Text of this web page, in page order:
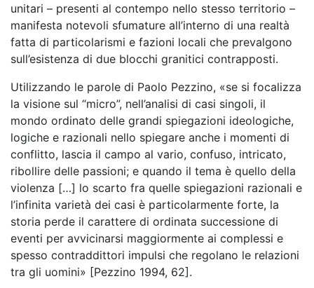
unitari – presenti al contempo nello stesso territorio –
manifesta notevoli sfumature all’interno di una realtà
fatta di particolarismi e fazioni locali che prevalgono
sull’esistenza di due blocchi granitici contrapposti.
Utilizzando le parole di Paolo Pezzino, «se si focalizza
la visione sul “micro”, nell’analisi di casi singoli, il
mondo ordinato delle grandi spiegazioni ideologiche,
logiche e razionali nello spiegare anche i momenti di
conflitto, lascia il campo al vario, confuso, intricato,
ribollire delle passioni; e quando il tema è quello della
violenza […] lo scarto fra quelle spiegazioni razionali e
l’infinita varietà dei casi è particolarmente forte, la
storia perde il carattere di ordinata successione di
eventi per avvicinarsi maggiormente ai complessi e
spesso contraddittori impulsi che regolano le relazioni
tra gli uomini» [Pezzino 1994, 62].